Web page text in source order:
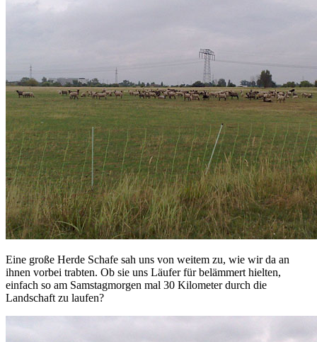
Eine große Herde Schafe sah uns von weitem zu, wie wir da an
ihnen vorbei trabten. Ob sie uns Läufer für belämmert hielten,
einfach so am Samstagmorgen mal 30 Kilometer durch die
Landschaft zu laufen?